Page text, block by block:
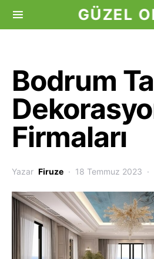
GÜZEL
Bodrum
Firmaları
Yazar Firuze 18 Temmuz 2023